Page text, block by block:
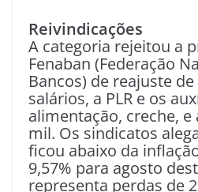
Reivindicações
A categoria rejeitou a
Fenaban (Federação
Bancos) de reajuste
salários, a PLR e os
alimentação, creche, e
mil. Os sindicatos
ficou abaixo da
9,57% para agosto
representa perdas de